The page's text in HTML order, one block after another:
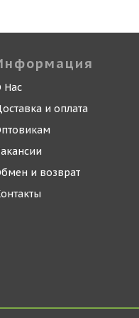
Нас
и оплата
и возврат